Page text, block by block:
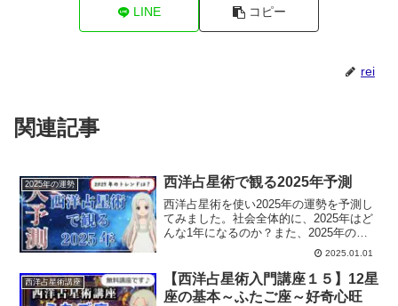
LINE コピー
rei
関連記事
2025年の運勢 西洋占星術で観る2025年予測
西洋占星術を使い2025年の運勢を予測し
てみました。社会全体的に、2025年はど
んな1年になるのか？また、2025年のト
2025.01.01
西洋占星術講座
【西洋占星術入門講座１５】12星
座の基本～ふたご座～好奇心旺